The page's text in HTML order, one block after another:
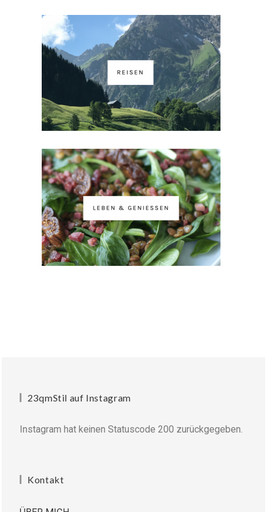
23qmStil auf Instagram
Instagram hat keinen Statuscode 200 zurückgegeben.
Kontakt